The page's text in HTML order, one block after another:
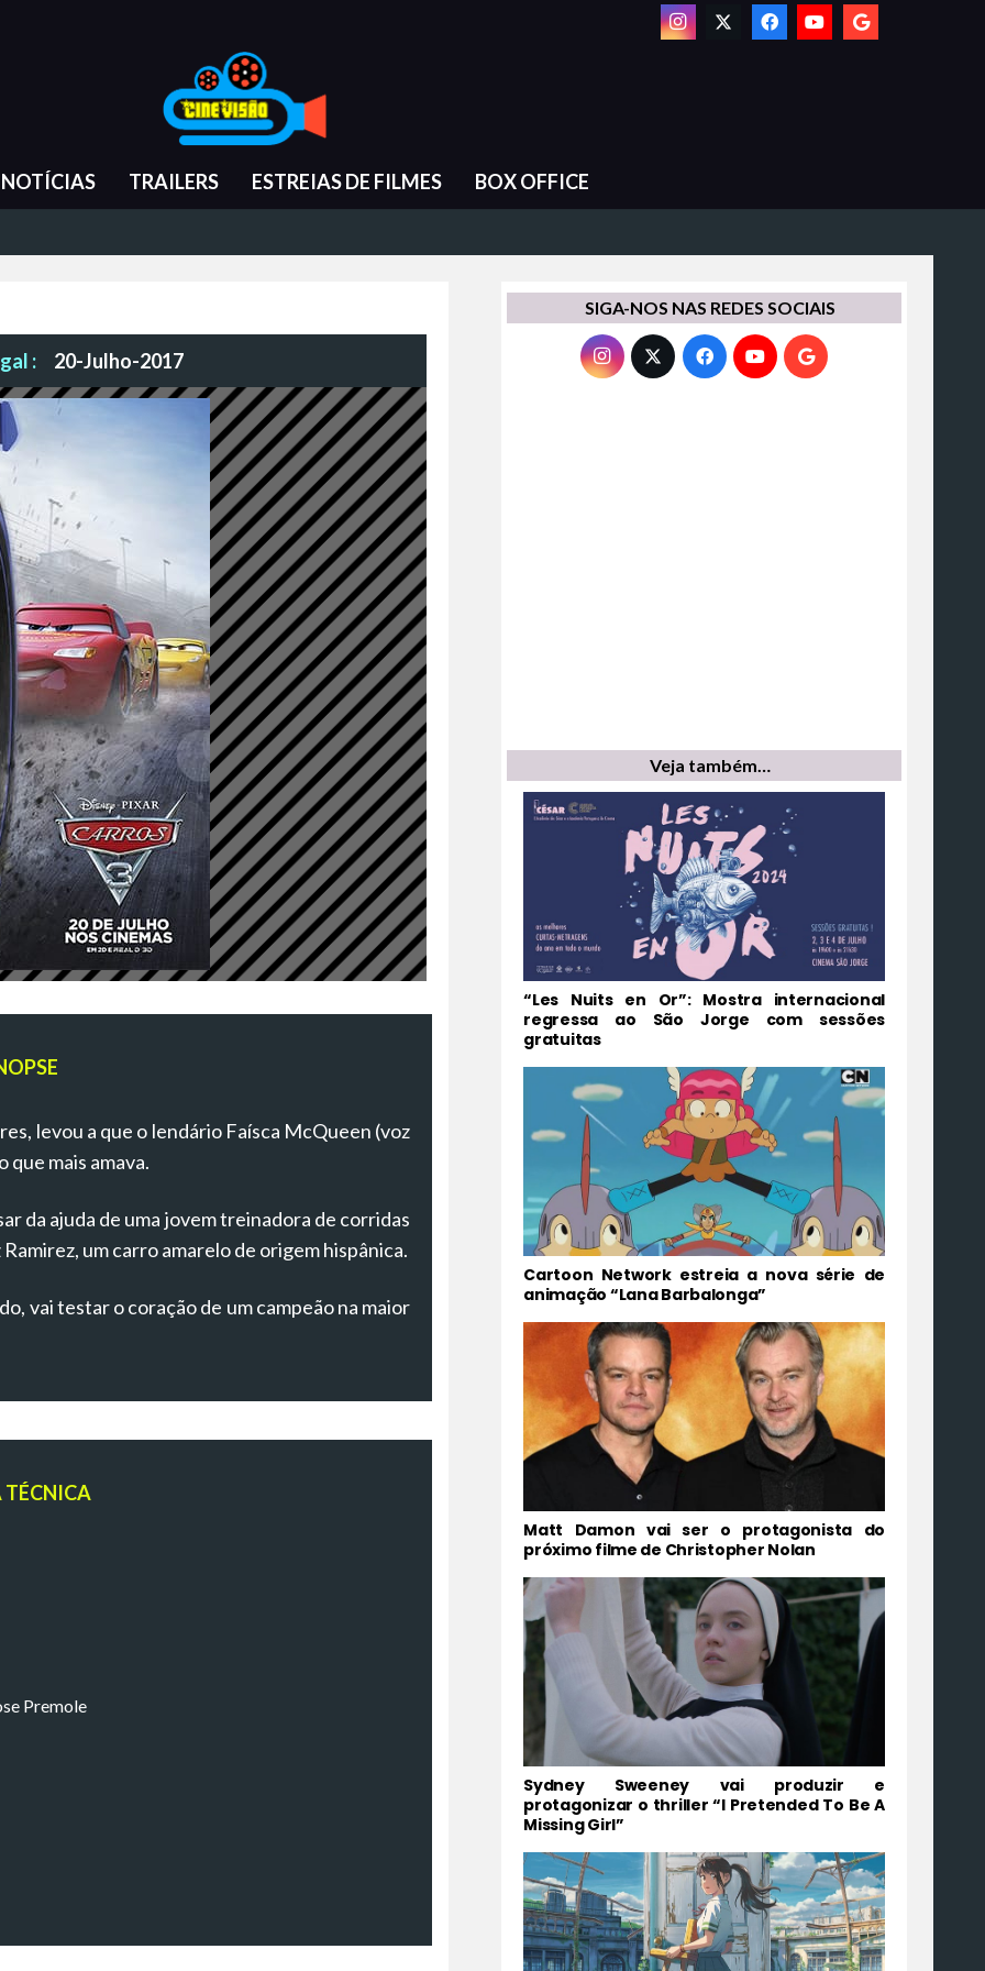
NOTÍCIAS TRAILERS ESTREIAS DE FILMES BOX OFFICE
: 20-Julho-2017
levou a que o lendário Faísca McQueen (voz
mais amava.
da ajuda de uma jovem treinadora de corridas
um carro amarelo de origem hispânica.
vai testar o coração de um campeão na maior
TÉCNICA
Premole
SIGA-NOS NAS REDES SOCIAIS
Veja também…
“Les Nuits en Or”: Mostra internacional
regressa ao São Jorge com sessões
gratuitas
Cartoon Network estreia a nova série de
animação “Lana Barbalonga”
Matt Damon vai ser o protagonista do
próximo filme de Christopher Nolan
Sydney Sweeney vai produzir e
protagonizar o thriller “I Pretended To Be A
Missing Girl”